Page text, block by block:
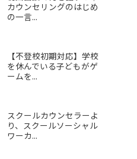
カウンセリングのはじめ
の一言...
【不登校初期対応】学校
を休んでいる子どもがゲ
ームを...
スクールカウンセラーよ
り、スクールソーシャル
ワーカ...